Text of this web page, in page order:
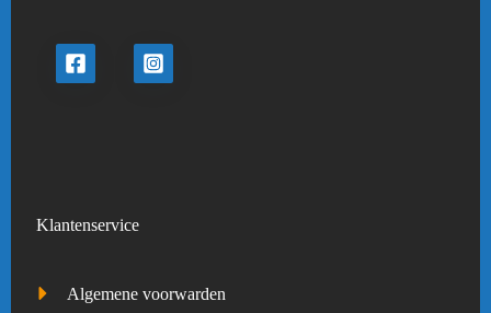
Klantenservice
Algemene voorwarden